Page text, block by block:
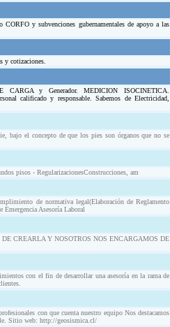
y subvenciones gubernamentales de apoyo a las
y cotizaciones.
CARGA y Generador. MEDICION ISOCINETICA.
calificado y responsable. Sabemos de Electricidad,
bajo el concepto de que los pies son órganos que no se
pisos - RegularizacionesConstrucciones, am
de normativa legal(Elaboración de Reglamento
Asesoría Laboral
CREARLA Y NOSOTROS NOS ENCARGAMOS DE
con el fin de desarrollar una asesoría en la rama de
con que cuenta nuestro equipo Nos destacamos
Sitio web: http://geosismica.cl/